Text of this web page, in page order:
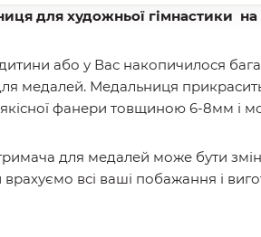
для художньої гімнастики на
або у Вас накопичилося
медалей. Медальниця
фанери товщиною 6-8мм і
для медалей може бути
всі ваші побажання і